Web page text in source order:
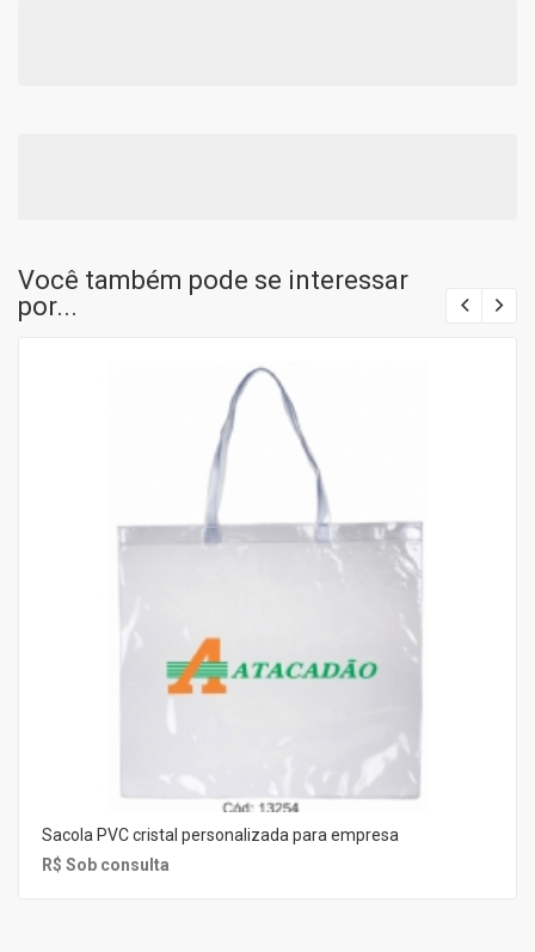
Você também pode se interessar
por...
Sacola PVC cristal personalizada para empresa
R$ Sob consulta